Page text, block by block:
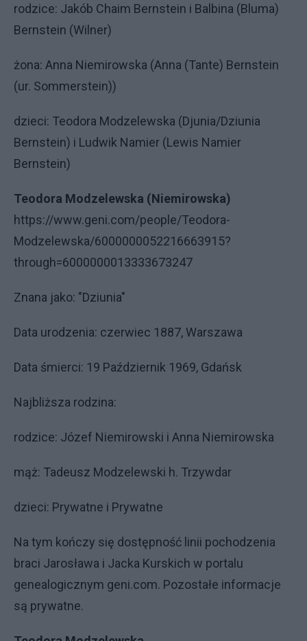
rodzice: Jakób Chaim Bernstein i Balbina (Bluma)
Bernstein (Wilner)
żona: Anna Niemirowska (Anna (Tante) Bernstein
(ur. Sommerstein))
dzieci: Teodora Modzelewska (Djunia/Dziunia
Bernstein) i Ludwik Namier (Lewis Namier
Bernstein)
Teodora Modzelewska (Niemirowska)
https://www.geni.com/people/Teodora-
Modzelewska/6000000052216663915?
through=6000000013333673247
Znana jako: "Dziunia"
Data urodzenia: czerwiec 1887, Warszawa
Data śmierci: 19 Październik 1969, Gdańsk
Najbliższa rodzina:
rodzice: Józef Niemirowski i Anna Niemirowska
mąż: Tadeusz Modzelewski h. Trzywdar
dzieci: Prywatne i Prywatne
Na tym kończy się dostępność linii pochodzenia
braci Jarosława i Jacka Kurskich w portalu
genealogicznym geni.com. Pozostałe informacje
są prywatne.